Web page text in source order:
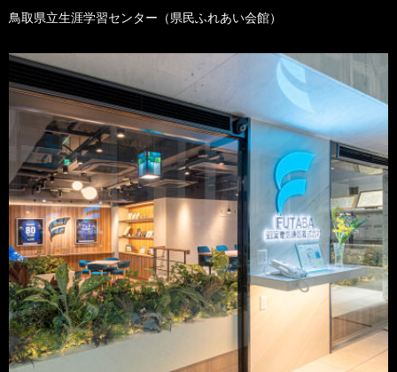
鳥取県立生涯学習センター（県民ふれあい会館）